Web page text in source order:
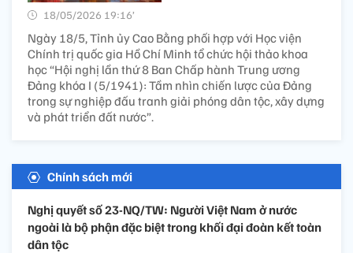
18/05/2026 19:16’
Ngày 18/5, Tỉnh ủy Cao Bằng phối hợp với Học viện
Chính trị quốc gia Hồ Chí Minh tổ chức hội thảo khoa
học “Hội nghị lần thứ 8 Ban Chấp hành Trung ương
Đảng khóa I (5/1941): Tầm nhìn chiến lược của Đảng
trong sự nghiệp đấu tranh giải phóng dân tộc, xây dựng
và phát triển đất nước”.
Chính sách mới
Nghị quyết số 23-NQ/TW: Người Việt Nam ở nước
ngoài là bộ phận đặc biệt trong khối đại đoàn kết toàn
dân tộc